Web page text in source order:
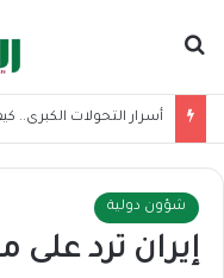
شؤون دولية
إيران ترد على